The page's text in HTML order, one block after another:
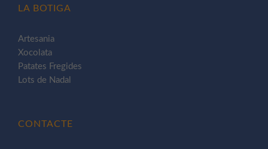
LA BOTIGA
Artesania
Xocolata
Patates Fregides
Lots de Nadal
CONTACTE